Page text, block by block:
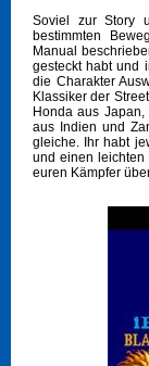
Soviel zur Story
bestimmten
Manual
gesteckt habt und
die Charakter
Klassiker der
Honda aus
aus Indien und
gleiche. Ihr habt
und einen leichten
euren Kämpfer